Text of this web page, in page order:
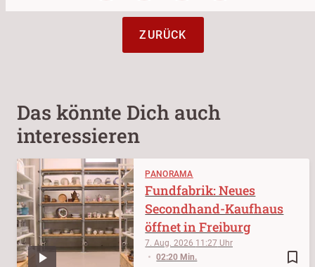
ZURÜCK
Das könnte Dich auch
interessieren
PANORAMA
bookmark_border
7. Aug. 2026 11:27
02:20 Min.
Fundfabrik: Neues
Secondhand-Kaufhaus
öffnet in Freiburg